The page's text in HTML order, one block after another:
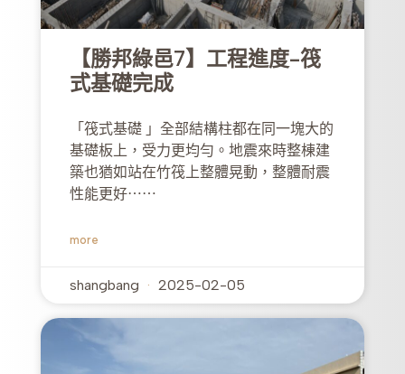
【勝邦綠邑7】工程進度-筏
式基礎完成
「筏式基礎 」全部結構柱都在同一塊大的
基礎板上，受力更均勻。地震來時整棟建
築也猶如站在竹筏上整體晃動，整體耐震
性能更好⋯⋯
more
shangbang 2025-02-05